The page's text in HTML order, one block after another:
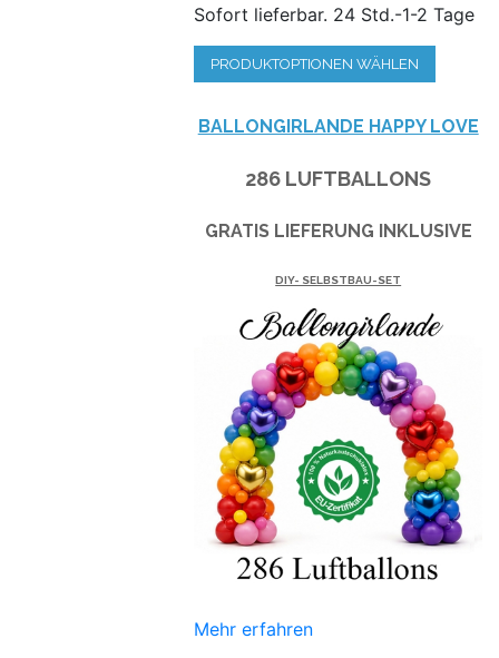
Sofort lieferbar. 24 Std.-1-2 Tage
PRODUKTOPTIONEN WÄHLEN
BALLONGIRLANDE HAPPY LOVE
286 LUFTBALLONS
GRATIS LIEFERUNG INKLUSIVE
DIY- SELBSTBAU-SET
Mehr erfahren